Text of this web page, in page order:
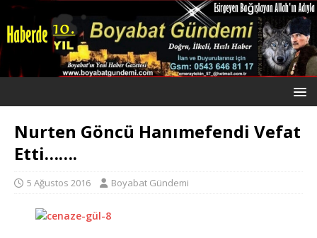
Nurten Göncü Hanımefendi Vefat
Etti…….
5 Ağustos 2016 Boyabat Gündemi